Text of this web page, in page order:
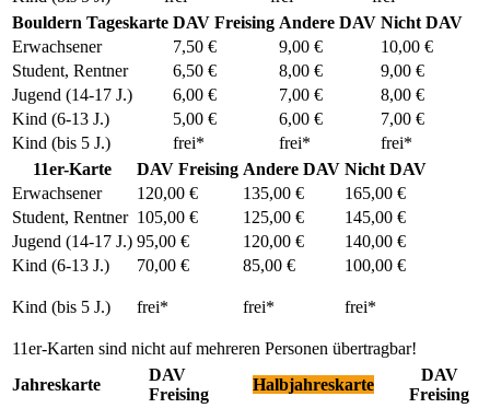
Bouldern Tageskarte DAV Freising Andere DAV Nicht DAV
Erwachsener
7,50 € 9,00 €
10,00 €
Student, Rentner
6,50 € 8,00 €
9,00 €
Jugend (14-17 J.)
6,00 € 7,00 €
8,00 €
Kind (6-13 J.)
5,00 € 6,00 €
7,00 €
Kind (bis 5 J.)
frei* frei*
frei*
11er-Karte
DAV Freising Andere DAV Nicht DAV
Erwachsener
120,00 € 135,00 €
165,00 €
Student, Rentner 105,00 € 125,00 €
145,00 €
Jugend (14-17 J.) 95,00 € 120,00 €
140,00 €
Kind (6-13 J.)
70,00 € 85,00 € 100,00 €
Kind (bis 5 J.) frei* frei* frei*
11er-Karten sind nicht auf mehreren Personen übertragbar!
Jahreskarte
DAV
Freising
Halbjahreskarte
DAV
Freising